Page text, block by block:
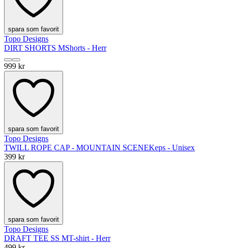
spara som favorit
Topo Designs
DIRT SHORTS MShorts - Herr
999 kr
spara som favorit
Topo Designs
TWILL ROPE CAP - MOUNTAIN SCENEKeps - Unisex
399 kr
spara som favorit
Topo Designs
DRAFT TEE SS MT-shirt - Herr